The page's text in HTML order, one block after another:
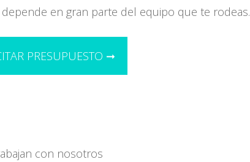
en gran parte del equipo que te rodeas.
PRESUPUESTO ➞
con nosotros